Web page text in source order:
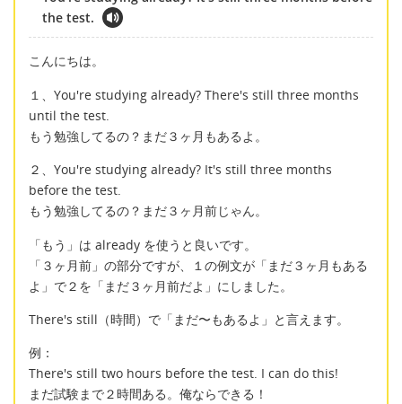
the test.
こんにちは。
１、You're studying already? There's still three months
until the test.
もう勉強してるの？まだ３ヶ月もあるよ。
２、You're studying already? It's still three months
before the test.
もう勉強してるの？まだ３ヶ月前じゃん。
「もう」は already を使うと良いです。
「３ヶ月前」の部分ですが、１の例文が「まだ３ヶ月もある
よ」で２を「まだ３ヶ月前だよ」にしました。
There's still（時間）で「まだ〜もあるよ」と言えます。
例：
There's still two hours before the test. I can do this!
まだ試験まで２時間ある。俺ならできる！